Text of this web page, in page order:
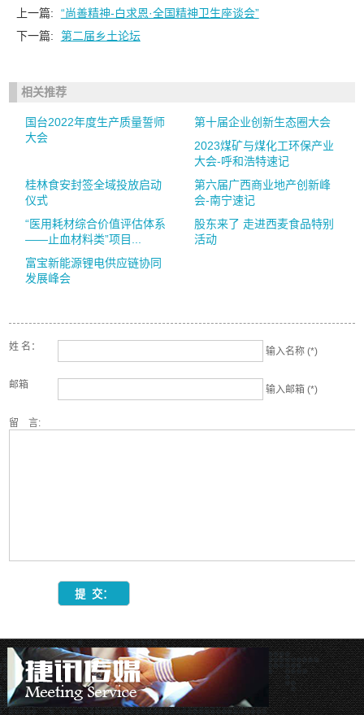
上一篇:
“尚善精神-白求恩·全国精神卫生座谈会”
下一篇:
第二届乡土论坛
相关推荐
国台2022年度生产质量誓师
大会
第十届企业创新生态圈大会
2023煤矿与煤化工环保产业
大会-呼和浩特速记
桂林食安封签全域投放启动
仪式
第六届广西商业地产创新峰
会-南宁速记
“医用耗材综合价值评估体系
——止血材料类”项目...
股东来了 走进西麦食品特别
活动
富宝新能源锂电供应链协同
发展峰会
姓 名： 输入名称 (*)
邮箱 输入邮箱 (*)
留 言: